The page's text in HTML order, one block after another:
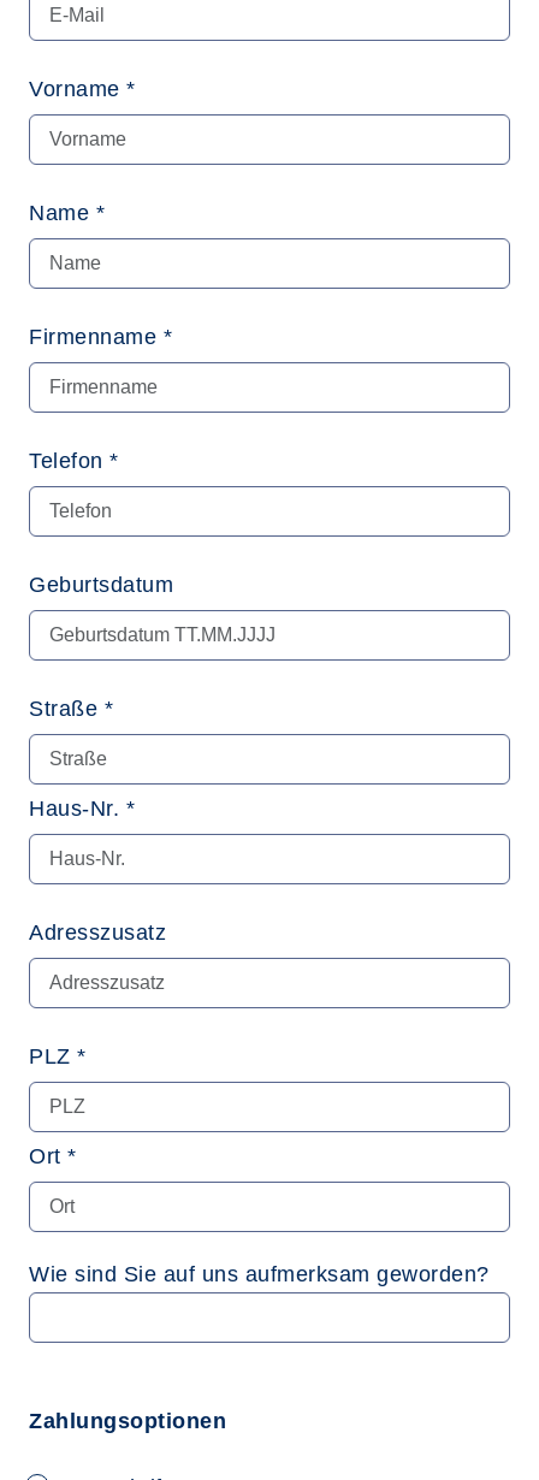
Vorname *
Name *
Firmenname *
Telefon *
Geburtsdatum
Straße *
Haus-Nr. *
Adresszusatz
PLZ *
Ort *
Wie sind Sie auf uns aufmerksam geworden?
Zahlungsoptionen